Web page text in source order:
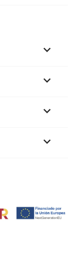



keyboard_arrow_down